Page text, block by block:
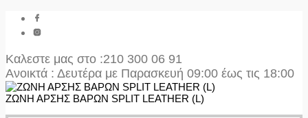
Καλεστε μας στο :210 300 06 91
Ανοικτά : Δευτέρα με Παρασκευή 09:00 έως τις 18:00
ΖΩΝΗ ΑΡΣΗΣ ΒΑΡΩΝ SPLIT LEATHER (L)